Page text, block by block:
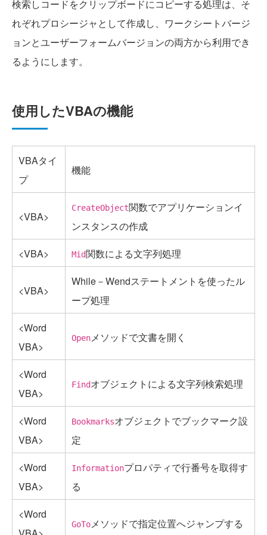
検索しコードをクリップボードにコピーする処理は、そ
れぞれプロシージャとして作成し、ワークシートバージ
ョンとユーザーフォームバージョンの両方から利用でき
るようにします。
使用したVBAの機能
VBAタイ
プ
機能
<VBA>
CreateObject関数でアプリケーションイ
ンスタンスの作成
<VBA>
Mid関数による文字列処理
<VBA>
While－Wendステートメントを使ったル
ープ処理
<Word
VBA>
Openメソッドで文書を開く
<Word
VBA>
Findオブジェクトによる文字列検索処理
<Word
VBA>
Bookmarksオブジェクトでブックマーク設
定
<Word
VBA>
Informationプロパティで行番号を取得す
る
<Word
GoToメソッドで指定位置へジャンプする